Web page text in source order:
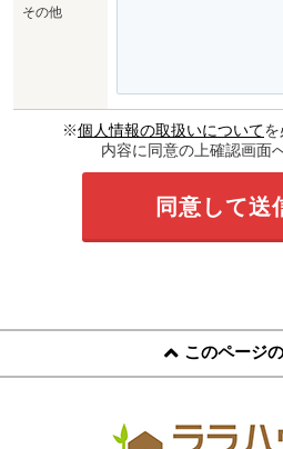
その他
※個人情報の取扱いについてを
内容に同意の上確認画面
このページ